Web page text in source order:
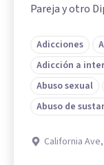
Pareja y otro
Adicciones
Adicción a
Abuso sexual
Abuso de
California